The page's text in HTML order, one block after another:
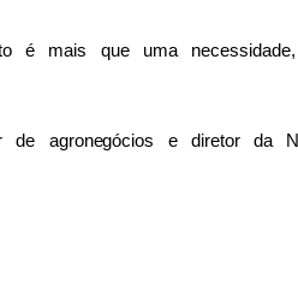
é mais que uma
de agronegócios e diretor da